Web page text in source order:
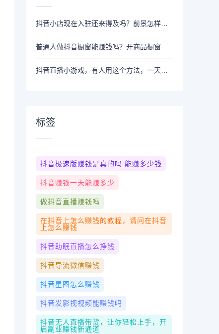
标签
抖音极速版赚钱是真的吗 能赚多少钱
抖音赚钱一天能赚多少
做抖音直播赚钱吗
在抖音上怎么赚钱的教程，请问在抖音
上怎么赚钱
抖音助眠直播怎么挣钱
抖音导流微信赚钱
抖音星图怎么赚钱
抖音发影视视频能赚钱吗
抖音无人直播带货，让你轻松上手，开
启副业赚钱新通道